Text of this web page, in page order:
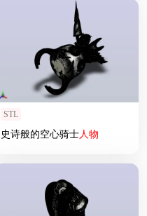
STL
史诗般的空心骑士人物